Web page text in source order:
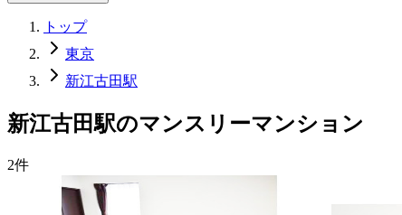
トップ
東京
新江古田駅
新江古田駅のマンスリーマンション
2件